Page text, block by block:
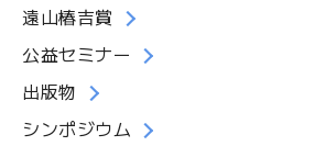
遠山椿吉賞
公益セミナー
出版物
シンポジウム